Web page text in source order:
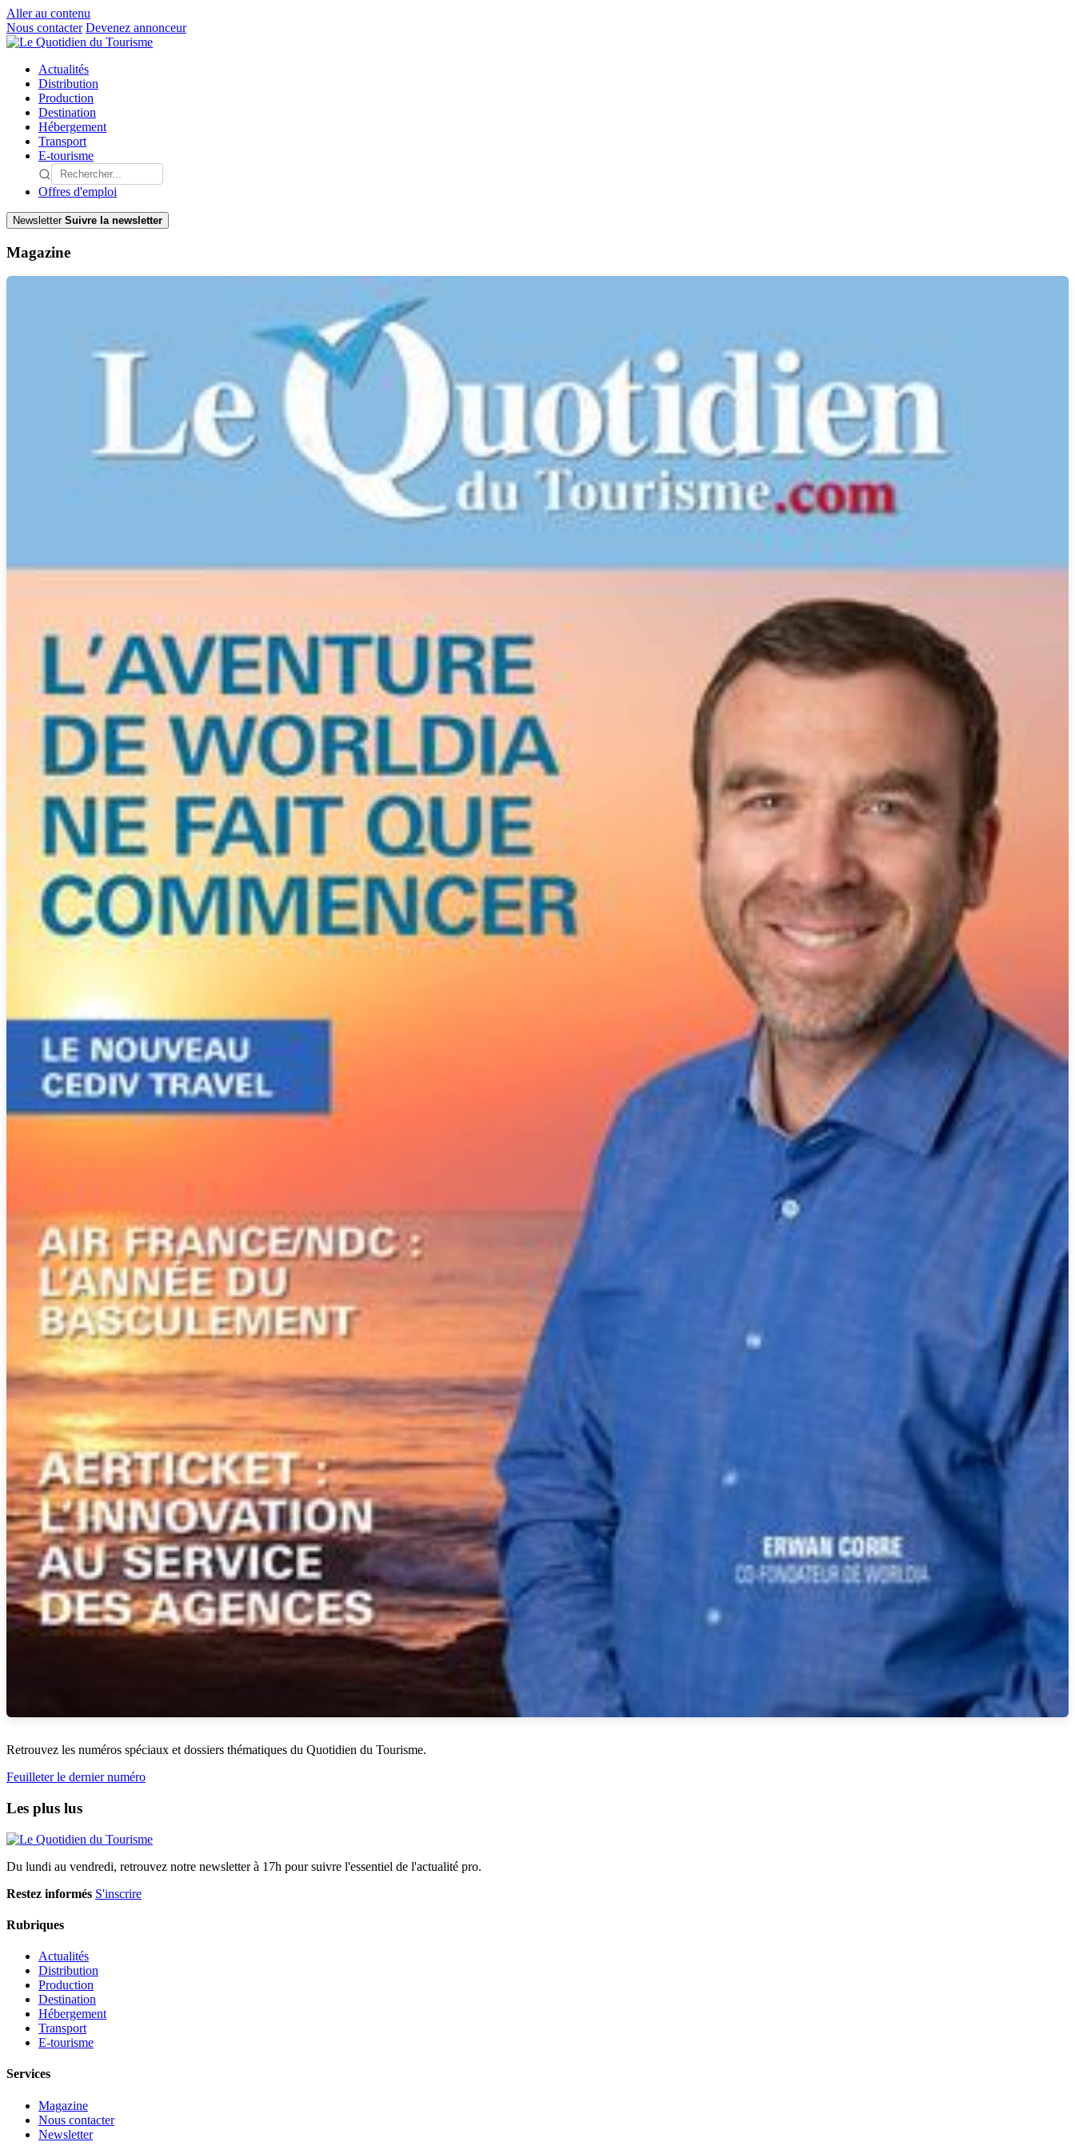
Aller au contenu
Nous contacter Devenez annonceur
Actualités
Distribution
Production
Destination
Hébergement
Transport
E-tourisme
Offres d'emploi
Newsletter Suivre la newsletter
Magazine
Retrouvez les numéros spéciaux et dossiers thématiques du Quotidien du Tourisme.
Feuilleter le dernier numéro
Les plus lus
Du lundi au vendredi, retrouvez notre newsletter à 17h pour suivre l'essentiel de l'actualité pro.
Restez informés S'inscrire
Rubriques
Actualités
Distribution
Production
Destination
Hébergement
Transport
E-tourisme
Services
Magazine
Nous contacter
Newsletter